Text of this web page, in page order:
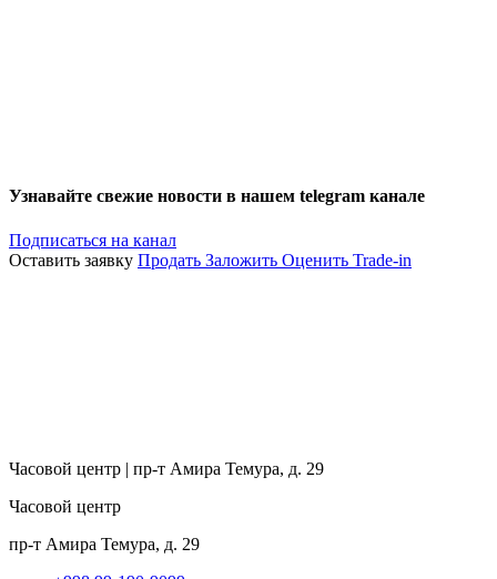
Узнавайте свежие новости в нашем telegram канале
Подписаться на канал
Оставить заявку Продать Заложить Оценить Trade-in
Часовой центр | пр-т Амира Темура, д. 29
Часовой центр
пр-т Амира Темура, д. 29